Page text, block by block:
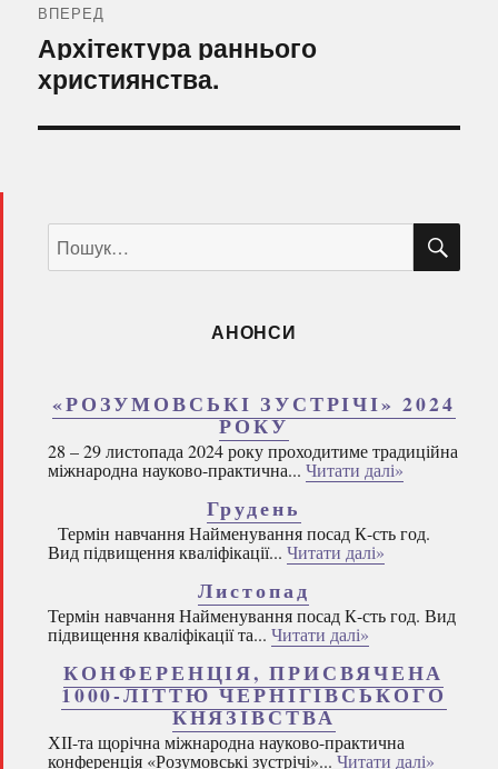
ВПЕРЕД
Наступний
запис:
Архітектура раннього
християнства.
за
запитом:
АНОНСИ
«РОЗУМОВСЬКІ ЗУСТРІЧІ» 2024
РОКУ
28 – 29 листопада 2024 року проходитиме традиційна
міжнародна науково-практична... Читати далі»
Грудень
Термін навчання Найменування посад К-сть год.
Вид підвищення кваліфікації... Читати далі»
Листопад
Термін навчання Найменування посад К-сть год. Вид
підвищення кваліфікації та... Читати далі»
КОНФЕРЕНЦІЯ, ПРИСВЯЧЕНА
1000-ЛІТТЮ ЧЕРНІГІВСЬКОГО
КНЯЗІВСТВА
ХІІ-та щорічна міжнародна науково-практична
конференція «Розумовські зустрічі»... Читати далі»